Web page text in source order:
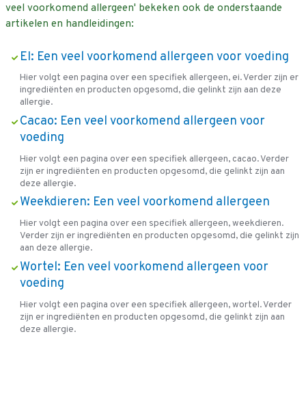
veel voorkomend allergeen' bekeken ook de onderstaande
artikelen en handleidingen:
EI: Een veel voorkomend allergeen voor voeding
Hier volgt een pagina over een specifiek allergeen, ei. Verder zijn er
ingrediënten en producten opgesomd, die gelinkt zijn aan deze
allergie.
Cacao: Een veel voorkomend allergeen voor
voeding
Hier volgt een pagina over een specifiek allergeen, cacao. Verder
zijn er ingrediënten en producten opgesomd, die gelinkt zijn aan
deze allergie.
Weekdieren: Een veel voorkomend allergeen
Hier volgt een pagina over een specifiek allergeen, weekdieren.
Verder zijn er ingrediënten en producten opgesomd, die gelinkt zijn
aan deze allergie.
Wortel: Een veel voorkomend allergeen voor
voeding
Hier volgt een pagina over een specifiek allergeen, wortel. Verder
zijn er ingrediënten en producten opgesomd, die gelinkt zijn aan
deze allergie.